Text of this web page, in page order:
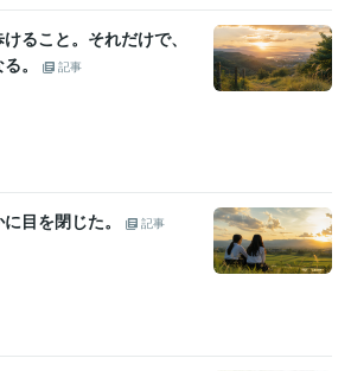
ること。それだけで、
。
記事
目を閉じた。
記事